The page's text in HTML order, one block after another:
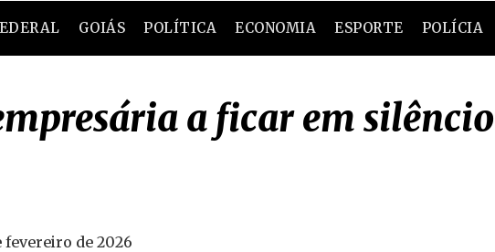
GOIÁS POLÍTICA ECONOMIA ESPORTE POLÍCIA
a ficar em
fevereiro de 2026